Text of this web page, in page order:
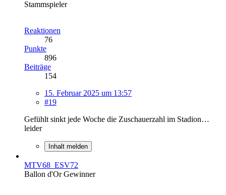
Stammspieler
Reaktionen
76
Punkte
896
Beiträge
154
15. Februar 2025 um 13:57
#19
Gefühlt sinkt jede Woche die Zuschauerzahl im Stadion…
leider
Inhalt melden
MTV68_ESV72
Ballon d'Or Gewinner